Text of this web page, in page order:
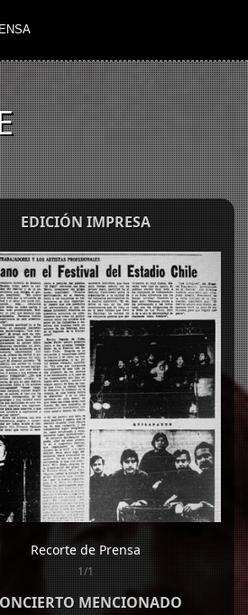
EDICIÓN IMPRESA
Recorte de Prensa
1/1
MENCIONADO